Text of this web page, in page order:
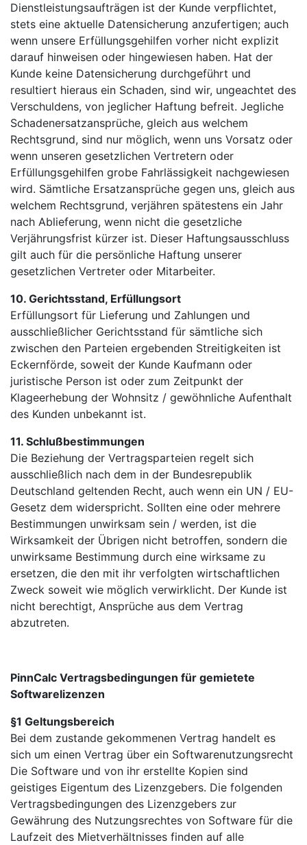
Dienstleistungsaufträgen ist der Kunde verpflichtet,
stets eine aktuelle Datensicherung anzufertigen; auch
wenn unsere Erfüllungsgehilfen vorher nicht explizit
darauf hinweisen oder hingewiesen haben. Hat der
Kunde keine Datensicherung durchgeführt und
resultiert hieraus ein Schaden, sind wir, ungeachtet des
Verschuldens, von jeglicher Haftung befreit. Jegliche
Schadenersatzansprüche, gleich aus welchem
Rechtsgrund, sind nur möglich, wenn uns Vorsatz oder
wenn unseren gesetzlichen Vertretern oder
Erfüllungsgehilfen grobe Fahrlässigkeit nachgewiesen
wird. Sämtliche Ersatzansprüche gegen uns, gleich aus
welchem Rechtsgrund, verjähren spätestens ein Jahr
nach Ablieferung, wenn nicht die gesetzliche
Verjährungsfrist kürzer ist. Dieser Haftungsausschluss
gilt auch für die persönliche Haftung unserer
gesetzlichen Vertreter oder Mitarbeiter.
10. Gerichtsstand, Erfüllungsort
Erfüllungsort für Lieferung und Zahlungen und
ausschließlicher Gerichtsstand für sämtliche sich
zwischen den Parteien ergebenden Streitigkeiten ist
Eckernförde, soweit der Kunde Kaufmann oder
juristische Person ist oder zum Zeitpunkt der
Klageerhebung der Wohnsitz / gewöhnliche Aufenthalt
des Kunden unbekannt ist.
11. Schlußbestimmungen
Die Beziehung der Vertragsparteien regelt sich
ausschließlich nach dem in der Bundesrepublik
Deutschland geltenden Recht, auch wenn ein UN / EU-
Gesetz dem widerspricht. Sollten eine oder mehrere
Bestimmungen unwirksam sein / werden, ist die
Wirksamkeit der Übrigen nicht betroffen, sondern die
unwirksame Bestimmung durch eine wirksame zu
ersetzen, die den mit ihr verfolgten wirtschaftlichen
Zweck soweit wie möglich verwirklicht. Der Kunde ist
nicht berechtigt, Ansprüche aus dem Vertrag
abzutreten.
PinnCalc Vertragsbedingungen für gemietete
Softwarelizenzen
§1 Geltungsbereich
Bei dem zustande gekommenen Vertrag handelt es
sich um einen Vertrag über ein Softwarenutzungsrecht
Die Software und von ihr erstellte Kopien sind
geistiges Eigentum des Lizenzgebers. Die folgenden
Vertragsbedingungen des Lizenzgebers zur
Gewährung des Nutzungsrechtes von Software für die
Laufzeit des Mietverhältnisses finden auf alle